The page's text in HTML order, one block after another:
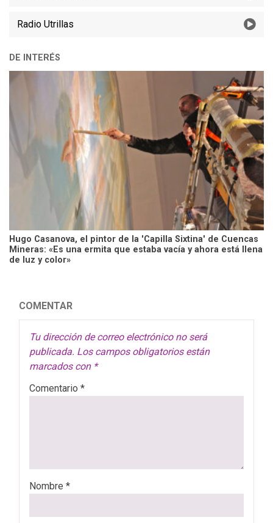
Radio Utrillas
DE INTERÉS
Hugo Casanova, el pintor de la 'Capilla Sixtina' de Cuencas
Mineras: «Es una ermita que estaba vacía y ahora está llena
de luz y color»
COMENTAR
Tu dirección de correo electrónico no será
publicada. Los campos obligatorios están
marcados con *
Comentario *
Nombre *